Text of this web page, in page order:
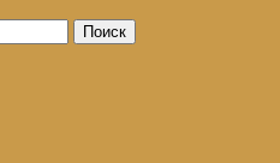
Поиск